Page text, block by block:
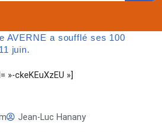
AVERNE a soufflé ses 100
juin.
»-ckeKEuXzEU »]
Jean-Luc Hanany